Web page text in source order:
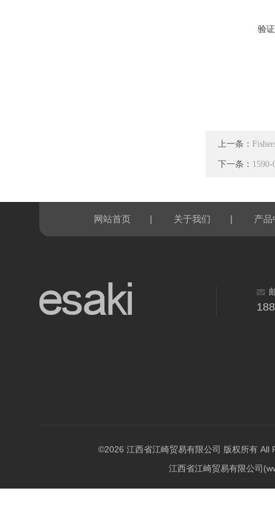
验
上一条：
下一条：
网站首页 | 关于我们 | 产品
©2026 江西省江崎贸易有限公司 版权所有 All
江西省江崎贸易有限公司